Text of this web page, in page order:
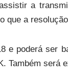
a
que a
e poderá ser
Também será